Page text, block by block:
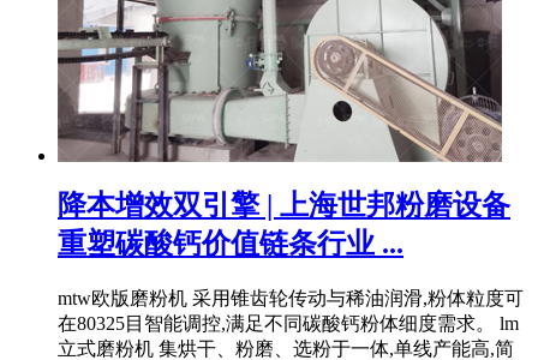
降本增效双引擎 | 上海世邦粉磨设备
重塑碳酸钙价值链条行业 ...
mtw欧版磨粉机 采用锥齿轮传动与稀油润滑,粉体粒度可
在80325目智能调控,满足不同碳酸钙粉体细度需求。 lm
立式磨粉机 集烘干、粉磨、选粉于一体,单线产能高,简